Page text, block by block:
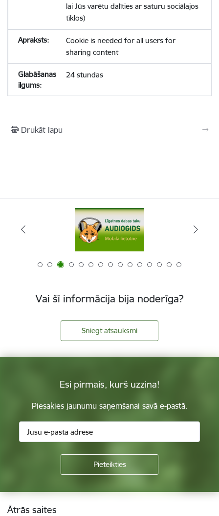
lai Jūs varētu dalīties ar saturu sociālajos
tīklos)
Cookie is needed for all users for
sharing content
24 stundas
Drukāt lapu
Vai šī informācija bija noderīga?
Sniegt atsauksmi
Esi pirmais, kurš uzzina!
Piesakies jaunumu saņemšanai savā e-pastā.
Kājene
Ātrās saites